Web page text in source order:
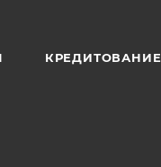
КРЕДИТОВАНИЕ